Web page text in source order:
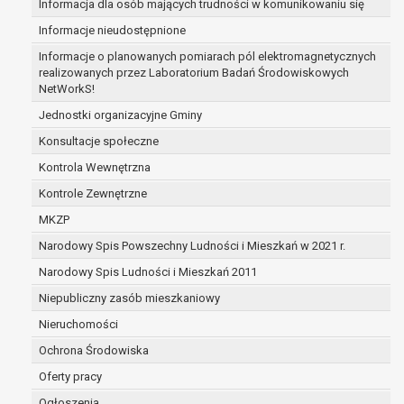
Informacja dla osób mających trudności w komunikowaniu się
Informacje nieudostępnione
Informacje o planowanych pomiarach pól elektromagnetycznych
realizowanych przez Laboratorium Badań Środowiskowych
NetWorkS!
Jednostki organizacyjne Gminy
Konsultacje społeczne
Kontrola Wewnętrzna
Kontrole Zewnętrzne
MKZP
Narodowy Spis Powszechny Ludności i Mieszkań w 2021 r.
Narodowy Spis Ludności i Mieszkań 2011
Niepubliczny zasób mieszkaniowy
Nieruchomości
Ochrona Środowiska
Oferty pracy
zabezpieczenia ewentualnych roszczeń, a w
przypadku wyrażenia zgody na przetwarzanie
danych po zakończeniu i rozliczeniu umowy, do
czasu wycofania tej zgody.
Ponadto w przypadku umów o dofinansowanie
dane osobowe od momentu pozyskania
przechowywane są przez okres wynikający z
umowy o dofinansowanie zawartej między
beneficjentem a określoną instytucją, trwałości
danego projektu i konieczności zachowania
dokumentacji projektu do celów kontrolnych.
W związku z przetwarzaniem przez
administratora danych osobowych przysługuje
Pani/Panu:
prawo dostępu do treści danych oraz
otrzymywania ich kopii na podstawie art. 15
RODO;
prawo do żądania sprostowania danych na
w przypadku gdy: